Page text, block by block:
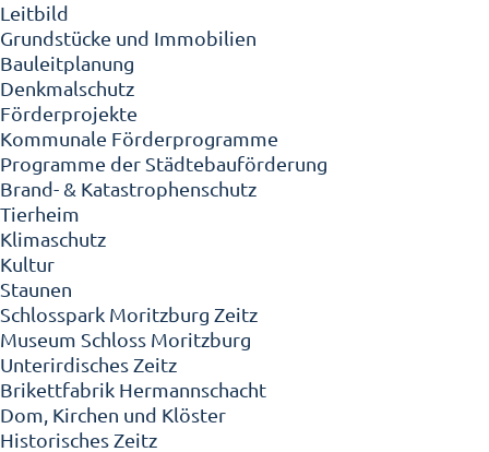
Leitbild
Grundstücke und Immobilien
Bauleitplanung
Denkmalschutz
Förderprojekte
Kommunale Förderprogramme
Programme der Städtebauförderung
Brand- & Katastrophenschutz
Tierheim
Klimaschutz
Kultur
Staunen
Schlosspark Moritzburg Zeitz
Museum Schloss Moritzburg
Unterirdisches Zeitz
Brikettfabrik Hermannschacht
Dom, Kirchen und Klöster
Historisches Zeitz